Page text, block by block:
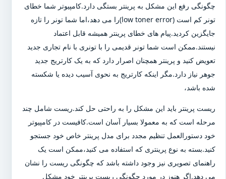
چگونگی رفع این مشکل به پرینتر بستگی دارد.کامپیوتر شما خطای
تونر کم است (low toner error)را می دهد،اما شما تونر را تازه
جایگزین کردید.پیام های خطای پرینتر همیشه قابل اعتماد
نیستند.ممکن است شما تونر قدیمی را با تونری با نام تجاری جدید
تعویض کنید و پرینتر همچنان اصرار دارد که به یک کارتریج جدید
جوهر نیاز دارد.مگر اینکه کارتریج به نحوی آسیب دیده یا شکسته
شده باشد،
ریست پرینتر باید این مشکل را به راحتی حل کند.ریست شامل چند
مرحله است که به معمولا بسیار آسان است.کافیست در کامپیوتر
خود دستورالعمل تنظیم مجدد برای مدل پرینتر خاص خود جستجو
کنید.بسته به نوع پرینتری که استفاده می کنید،ممکن است یک
راهنمای تصویری نیز وجود داشته باشد که چگونگی ریست را نشان
می دهد.اگر هنوز در مورد چگونگی ریست پرینتر خود مشکل